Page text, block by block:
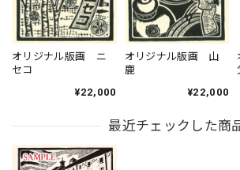
オリジナル版画 ニ
セコ
¥22,000
オリジナル版画 山
鹿
¥22,000
最近チェックした商